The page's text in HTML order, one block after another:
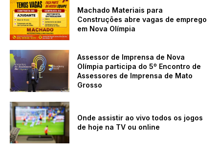
Machado Materiais para
Construções abre vagas de emprego
em Nova Olímpia
Assessor de Imprensa de Nova
Olímpia participa do 5º Encontro de
Assessores de Imprensa de Mato
Grosso
Onde assistir ao vivo todos os jogos
de hoje na TV ou online